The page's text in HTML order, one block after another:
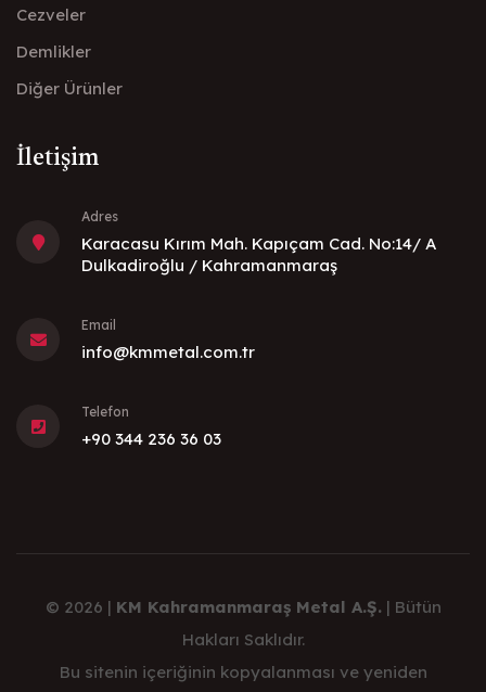
Cezveler
Demlikler
Diğer Ürünler
İletişim
Adres
Karacasu Kırım Mah. Kapıçam Cad. No:14/ A
Dulkadiroğlu / Kahramanmaraş
Email
info@kmmetal.com.tr
Telefon
+90 344 236 36 03
© 2026 | KM Kahramanmaraş Metal A.Ş.| Bütün
Hakları Saklıdır.
Bu sitenin içeriğinin kopyalanması ve yeniden